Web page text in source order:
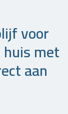
voor
met
aan